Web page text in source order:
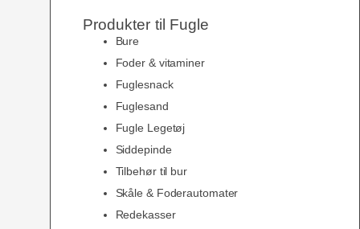
Produkter til Fugle
Bure
Foder & vitaminer
Fuglesnack
Fuglesand
Fugle Legetøj
Siddepinde
Tilbehør til bur
Skåle & Foderautomater
Redekasser